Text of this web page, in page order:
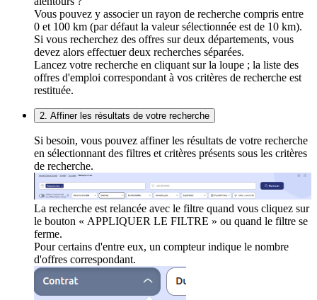
Vous pouvez y associer un rayon de recherche compris entre
0 et 100 km (par défaut la valeur sélectionnée est de 10 km).
Si vous recherchez des offres sur deux départements, vous
devez alors effectuer deux recherches séparées.
Lancez votre recherche en cliquant sur la loupe ; la liste des
offres d'emploi correspondant à vos critères de recherche est
restituée.
2. Affiner les résultats de votre recherche
Si besoin, vous pouvez affiner les résultats de votre recherche
en sélectionnant des filtres et critères présents sous les critères
de recherche.
La recherche est relancée avec le filtre quand vous cliquez sur
le bouton « APPLIQUER LE FILTRE » ou quand le filtre se
ferme.
Pour certains d'entre eux, un compteur indique le nombre
d'offres correspondant.